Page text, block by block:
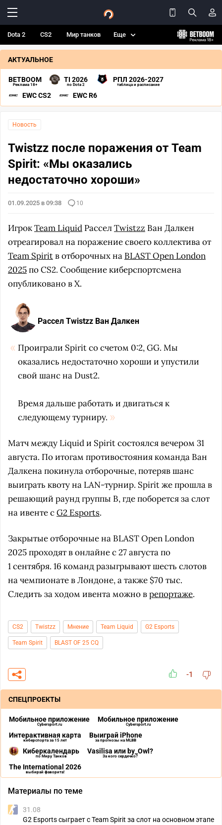
Dota 2 CS2 Мир танков Еще
АКТУАЛЬНОЕ
BETBOOM
Реклама 18+
TI 2026
по Dota 2
РПЛ 2026-2027
таблица и расписание
EWC CS2 EWC R6
Новость
Twistzz после поражения от Team
Spirit: «Мы оказались
недостаточно хороши»
01.09.2025 в 09:38 10
ИгрокTeam Liquid РасселTwistzz Ван Далкен
отреагировал на поражение своего коллектива от
Team Spiritв отборочных на BLAST Open London
2025по CS2. Сообщение киберспортсмена
опубликовано в X.
Рассел Twistzz Ван Далкен
Проиграли Spirit со счетом 0:2, GG. Мы
оказались недостаточно хороши и упустили
свой шанс на Dust2.
Время дальше работать и двигаться к
следующему турниру.
Матч между Liquid и Spirit состоялся вечером 31
августа. По итогам противостояния команда Ван
Далкена покинула отборочные, потеряв шанс
выиграть квоту на LAN-турнир. Spirit же прошла в
решающий раунд группы B, где поборется за слот
на ивенте сG2 Esports.
Закрытые отборочные на BLAST Open London
2025 проходят в онлайне с 27 августа по
1 сентября. 16 команд разыгрывают шесть слотов
на чемпионате в Лондоне, а также $70 тыс.
Следить за ходом ивента можно врепортаже.
CS2 Twistzz Мнение Team Liquid G2 Esports
Team Spirit BLAST OF 25 CQ
-1
СПЕЦПРОЕКТЫ
Мобильное приложение
Cybersport.ru
Мобильное приложение
Cybersport.ru
Интерактивная карта
киберспорта за 15 лет
Выиграй iPhone
за прогнозы на MLBB
Киберкалендарь
по Миру Танков
Vasilisa или by_Owl?
За кого сердечко?
The International 2026
выбирай фаворита!
Материалы по теме
31.08
G2 Esports сыграет с Team Spirit за слот на основном этапе